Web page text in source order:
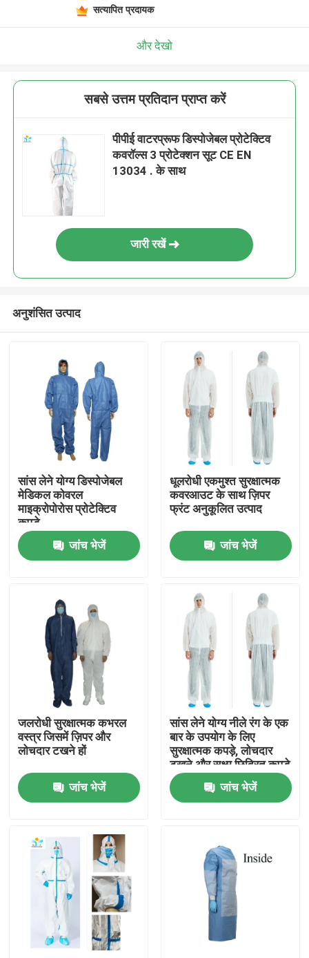
घर
हमारे बारे में
कारखाना भ्रमण
गुणवत्ता नियंत्रण
संपर्क करें
डिस्पोजेबल सुरक्षात्मक पहनें
डिस्पोजेबल सुरक्षात्मक सूट
डिस्पोजेबल सुरक्षात्मक आवरण
सत्यापित प्रदायक
और देखो
सबसे उत्तम प्रतिदान प्राप्त करें
पीपीई वाटरप्रूफ डिस्पोजेबल प्रोटेक्टिव
कवरॉल्स 3 प्रोटेक्शन सूट CE EN
13034 . के साथ
जारी रखें
अनुशंसित उत्पाद
सांस लेने योग्य डिस्पोजेबल
मेडिकल कोवरल
माइक्रोपोरोस प्रोटेक्टिव
कपडे
जांच भेजें
धूलरोधी एकमुश्त सुरक्षात्मक
कवरआउट के साथ ज़िपर
फ्रंट अनुकूलित उत्पाद
जांच भेजें
जलरोधी सुरक्षात्मक कभरल
वस्त्र जिसमें ज़िपर और
लोचदार टखने हों
जांच भेजें
सांस लेने योग्य नीले रंग के एक
बार के उपयोग के लिए
सुरक्षात्मक कपड़े, लोचदार
टखने और सूक्ष्म छिद्रित कपड़े
के साथ
जांच भेजें